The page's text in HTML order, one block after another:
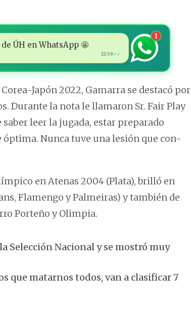
ÚH en WhatsApp 🤩
22:59 ✓✓
1
Japón 2022, Gamarra se destacó por
Durante la nota le llamaron Sr. Fair Play
leer la jugada, estar preparado
Nunca tuve una lesión que con-
en Atenas 2004 (Plata), brilló en
Flamengo y Palmeiras) y también de
Porteño y Olimpia.
Selección Nacional y se mostró muy
que matarnos todos, van a clasificar 7